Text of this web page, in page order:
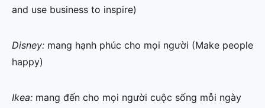
and use business to inspire)
Disney: mang hạnh phúc cho mọi người (Make people
happy)
Ikea: mang đến cho mọi người cuộc sống mỗi ngày